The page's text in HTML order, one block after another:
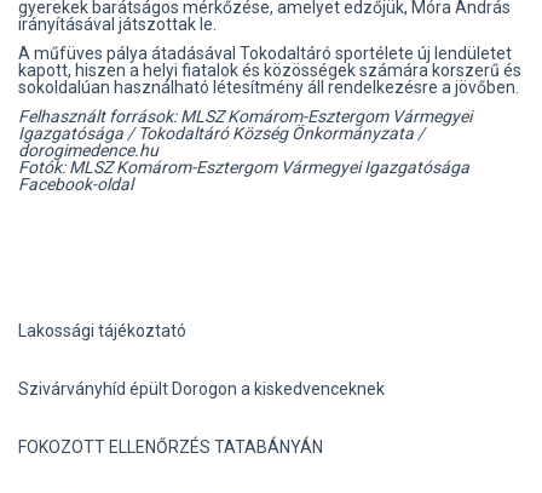
gyerekek barátságos mérkőzése, amelyet edzőjük, Móra András
irányításával játszottak le.
A műfüves pálya átadásával Tokodaltáró sportélete új lendületet
kapott, hiszen a helyi fiatalok és közösségek számára korszerű és
sokoldalúan használható létesítmény áll rendelkezésre a jövőben.
Felhasznált források: MLSZ Komárom-Esztergom Vármegyei
Igazgatósága / Tokodaltáró Község Önkormányzata /
dorogimedence.hu
Fotók: MLSZ Komárom-Esztergom Vármegyei Igazgatósága
Facebook-oldal
Lakossági tájékoztató
Szivárványhíd épült Dorogon a kiskedvenceknek
FOKOZOTT ELLENŐRZÉS TATABÁNYÁN